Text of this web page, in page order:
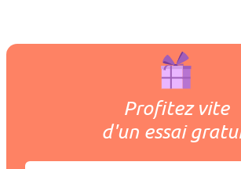
Profitez vite
d'un essai